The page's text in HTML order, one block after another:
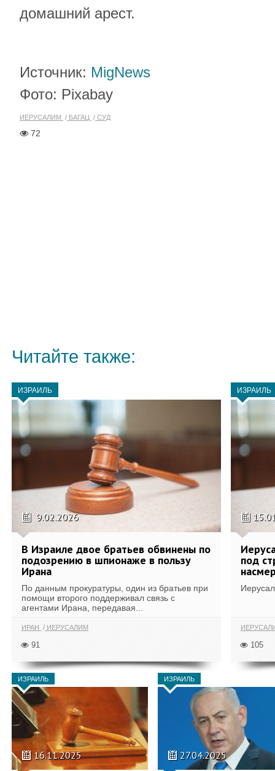
домашний арест.
Источник: MigNews
Фото: Pixabay
ИЕРУСАЛИМ БАГАЦ СУД
72
Читайте также:
ИЗРАИЛЬ
9.02.2026
В Израиле двое братьев обвинены по
подозрению в шпионаже в пользу
Ирана
По данным прокуратуры, один из братьев при
помощи второго поддерживал связь с
агентами Ирана, передавая...
ИРАН ИЕРУСАЛИМ
91
ИЗРАИЛЬ
под
105
ИЗРАИЛЬ
16.11.2025
ИЗРАИЛЬ
27.04.2025